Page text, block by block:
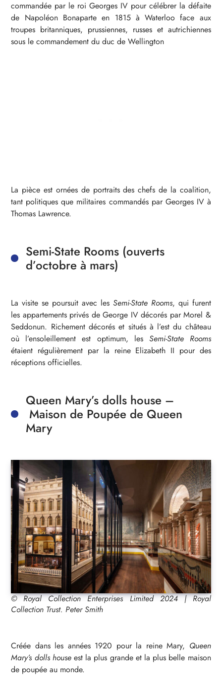
commandée par le roi Georges IV pour célébrer la défaite
de Napoléon Bonaparte en 1815 à Waterloo face aux
troupes britanniques, prussiennes, russes et autrichiennes
sous le commandement du duc de Wellington
La pièce est ornées de portraits des chefs de la coalition,
tant politiques que militaires commandés par Georges IV à
Thomas Lawrence.
Semi-State Rooms (ouverts
d’octobre à mars)
La visite se poursuit avec les Semi-State Rooms, qui furent
les appartements privés de George IV décorés par Morel &
Seddonun. Richement décorés et situés à l’est du château
où l’ensoleillement est optimum, les Semi-State Rooms
étaient régulièrement par la reine Elizabeth II pour des
réceptions officielles.
Queen Mary’s dolls house –
Maison de Poupée de Queen
Mary
© Royal Collection Enterprises Limited 2024 | Royal
Collection Trust. Peter Smith
Créée dans les années 1920 pour la reine Mary, Queen
Mary’s dolls houseest la plus grande et la plus belle maison
de poupée au monde.